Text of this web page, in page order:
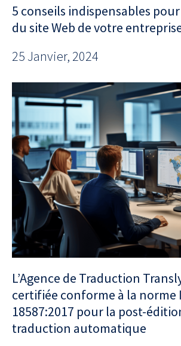
5 conseils indispensables
du site Web de votre
25 Janvier, 2024
L’Agence de Traduction
certifiée conforme à la norme
18587:2017 pour la post-
traduction automatique